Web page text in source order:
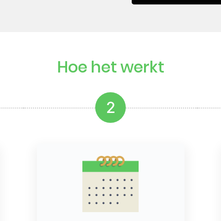
Hoe het werkt
2